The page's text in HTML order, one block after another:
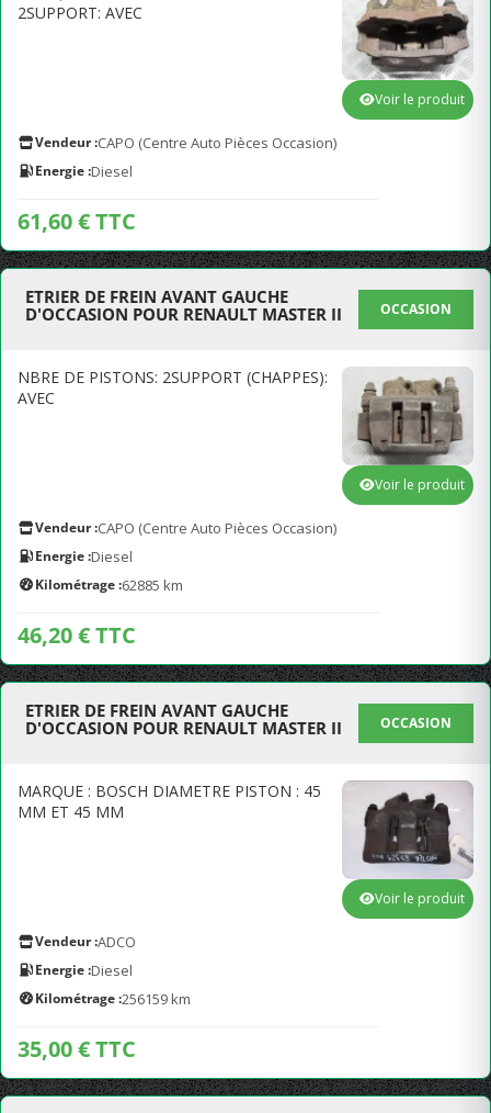
2SUPPORT: AVEC
Vendeur :CAPO (Centre Auto Pièces Occasion)
Energie :Diesel
61,60 € TTC
Voir le produit
ETRIER DE FREIN AVANT GAUCHE
D'OCCASION POUR RENAULT MASTER II
OCCASION
NBRE DE PISTONS: 2SUPPORT (CHAPPES):
AVEC
Vendeur :CAPO (Centre Auto Pièces Occasion)
Energie :Diesel
Kilométrage :62885 km
46,20 € TTC
Voir le produit
ETRIER DE FREIN AVANT GAUCHE
D'OCCASION POUR RENAULT MASTER II
OCCASION
MARQUE : BOSCH DIAMETRE PISTON : 45
MM ET 45 MM
Vendeur :ADCO
Energie :Diesel
Kilométrage :256159 km
35,00 € TTC
Voir le produit